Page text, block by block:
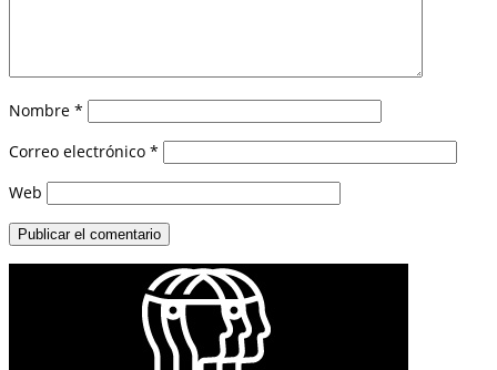
Nombre *
Correo electrónico *
Web